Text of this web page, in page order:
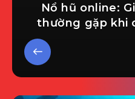
Nổ hũ online:
thường gặp khi